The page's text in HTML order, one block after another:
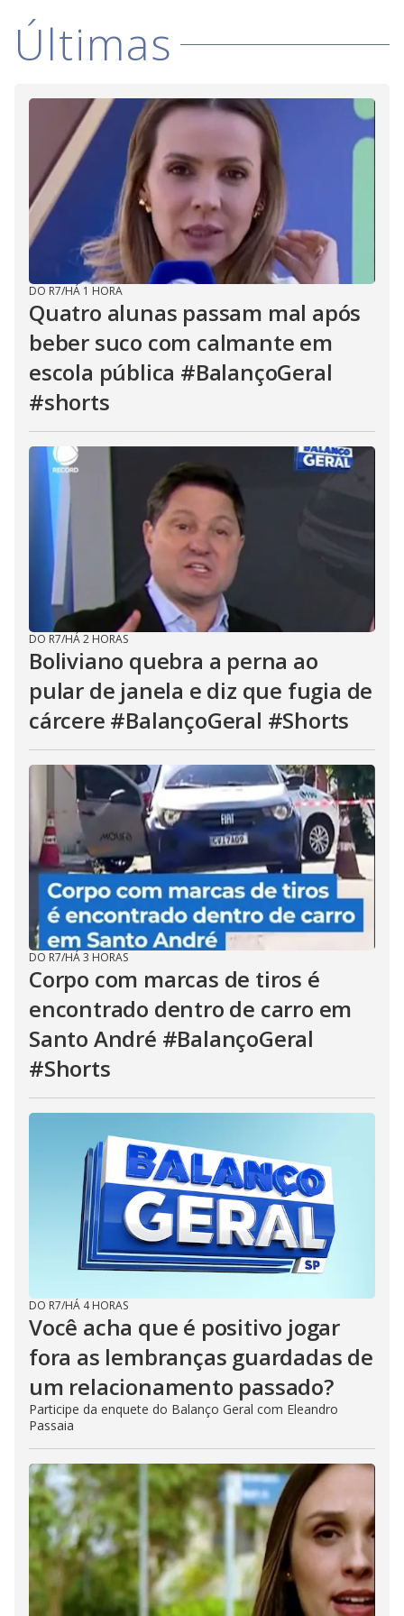
i
d
e
o
Últimas
DO R7/HÁ 1 HORA
Quatro alunas passam mal após
beber suco com calmante em
escola pública #BalançoGeral
#shorts
DO R7/HÁ 2 HORAS
Boliviano quebra a perna ao
pular de janela e diz que fugia de
cárcere #BalançoGeral #Shorts
DO R7/HÁ 3 HORAS
Corpo com marcas de tiros é
encontrado dentro de carro em
Santo André #BalançoGeral
#Shorts
DO R7/HÁ 4 HORAS
Você acha que é positivo jogar
fora as lembranças guardadas de
um relacionamento passado?
Participe da enquete do Balanço Geral com Eleandro
Passaia